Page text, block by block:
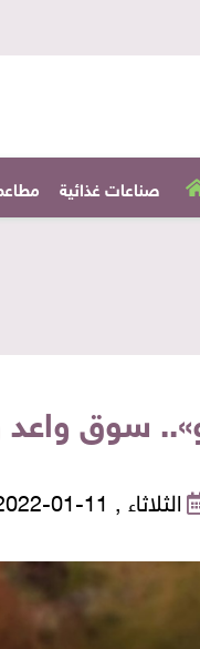
صناعات غذائية
سوق
الثلاثاء , 11-01-2022